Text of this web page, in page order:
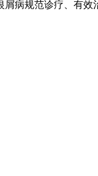
病规范诊疗、有效